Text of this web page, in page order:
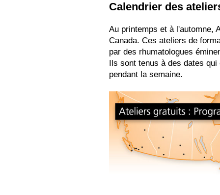
Calendrier des
Au printemps et à l'automne,
Canada. Ces ateliers de
par des rhumatologues
Ils sont tenus à des dates
pendant la semaine.